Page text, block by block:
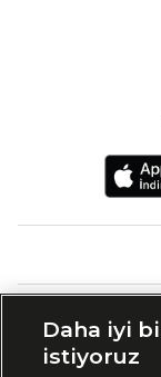
Daha iyi
istiyoruz